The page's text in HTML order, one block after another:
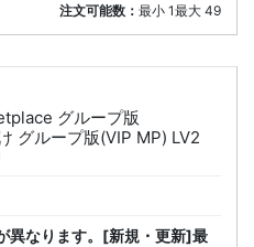
注文可能数： 最小 1最大 49
グループ版
グループ版(VIP MP) LV2
異なります。[新規・更新]最